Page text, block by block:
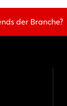
der Branche?